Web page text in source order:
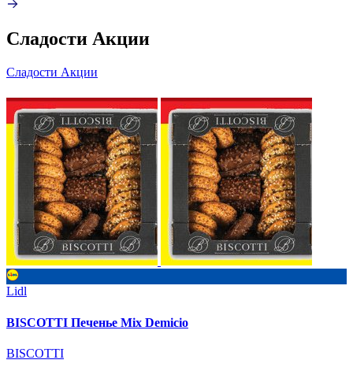
Сладости Акции
Сладости Акции
Lidl
BISCOTTI Печенье Mix Demicio
BISCOTTI